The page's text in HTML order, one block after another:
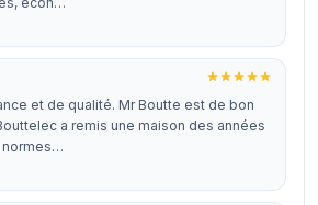
et de qualité. Mr Boutte est de bon
a remis une maison des années
normes…